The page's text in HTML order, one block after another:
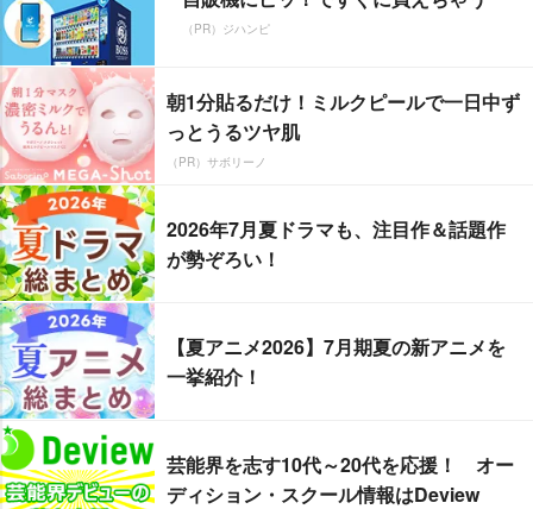
（PR）ジハンピ
朝1分貼るだけ！ミルクピールで一日中ず
っとうるツヤ肌
（PR）サボリーノ
2026年7月夏ドラマも、注目作＆話題作
が勢ぞろい！
【夏アニメ2026】7月期夏の新アニメを
一挙紹介！
芸能界を志す10代～20代を応援！ オー
ディション・スクール情報はDeview